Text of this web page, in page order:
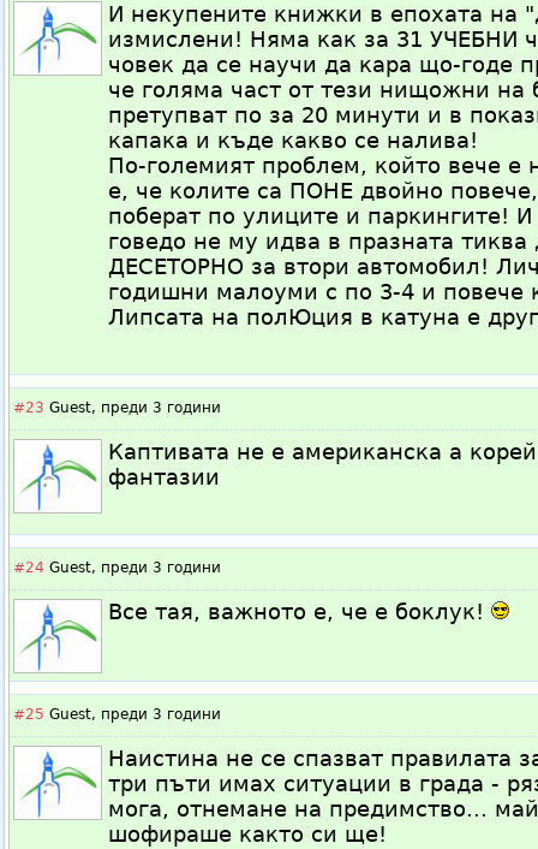
И некупените книжки в епохата на
измислени! Няма как за 31 УЧЕБНИ
човек да се научи да кара що-годе
че голяма част от тези нищожни на
претупват по за 20 минути и в
капака и къде какво се налива!
По-големият проблем, който вече е
е, че колите са ПОНЕ двойно
поберат по улиците и паркингите!
говедо не му идва в празната
ДЕСЕТОРНО за втори автомобил!
годишни малоуми с по 3-4 и повече
Липсата на полЮция в катуна е
#23 Guest, преди 3 години
Каптивата не е американска а
фантазии
#24 Guest, преди 3 години
Все тая, важното е, че е боклук!
#25 Guest, преди 3 години
Наистина не се спазват правилата
три пъти имах ситуации в града -
мога, отнемане на предимство...
шофираше както си ще!